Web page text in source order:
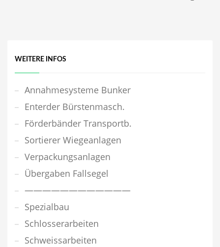
WEITERE INFOS
Annahmesysteme Bunker
Enterder Bürstenmasch.
Förderbänder Transportb.
Sortierer Wiegeanlagen
Verpackungsanlagen
Übergaben Fallsegel
————————————
Spezialbau
Schlosserarbeiten
Schweissarbeiten